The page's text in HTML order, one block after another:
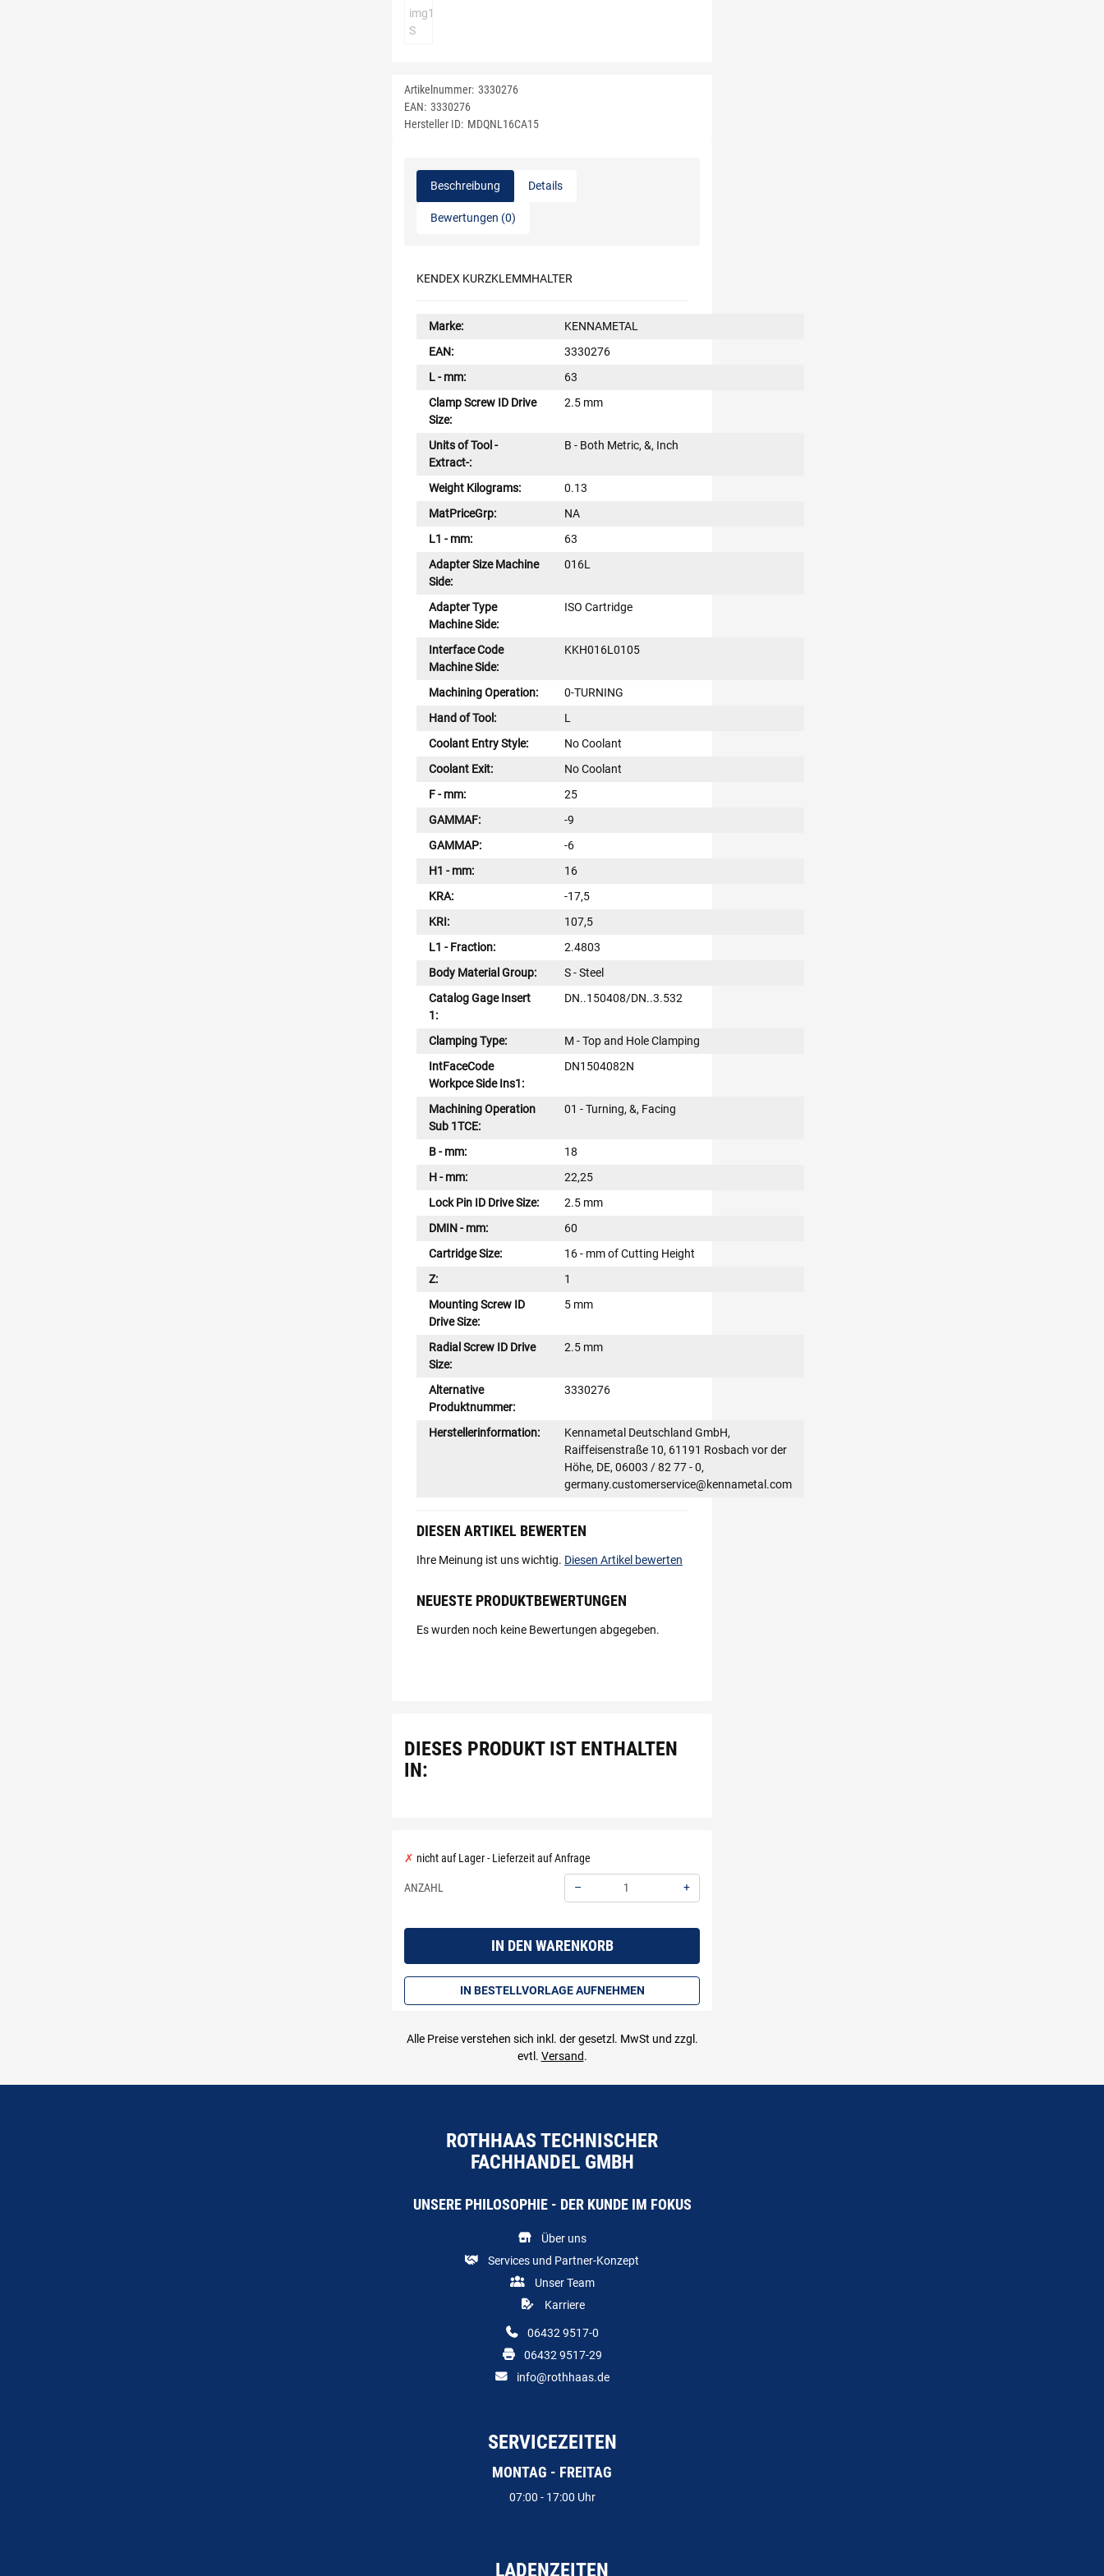
Artikelnummer: 3330276
EAN: 3330276
Hersteller ID: MDQNL16CA15
Beschreibung Details
Bewertungen (0)
KENDEX KURZKLEMMHALTER
Marke:
KENNAMETAL
EAN:
3330276
L - mm:
63
Clamp Screw ID Drive
Size:
2.5 mm
Units of Tool -
Extract-:
B - Both Metric, &, Inch
Weight Kilograms:
0.13
MatPriceGrp:
NA
L1 - mm:
63
Adapter Size Machine
Side:
016L
Adapter Type
Machine Side:
ISO Cartridge
Interface Code
Machine Side:
KKH016L0105
Machining Operation:
0-TURNING
Hand of Tool:
L
Coolant Entry Style:
No Coolant
Coolant Exit:
No Coolant
F - mm:
25
GAMMAF:
-9
GAMMAP:
-6
H1 - mm:
16
KRA:
-17,5
KRI:
107,5
L1 - Fraction:
2.4803
Body Material Group:
S - Steel
Catalog Gage Insert
1:
DN..150408/DN..3.532
Clamping Type:
M - Top and Hole Clamping
IntFaceCode
Workpce Side Ins1:
DN1504082N
Machining Operation
Sub 1TCE:
01 - Turning, &, Facing
B - mm:
18
H - mm:
22,25
Lock Pin ID Drive Size:
2.5 mm
DMIN - mm:
60
Cartridge Size:
16 - mm of Cutting Height
Z:
1
Mounting Screw ID
Drive Size:
5 mm
Radial Screw ID Drive
Size:
2.5 mm
Alternative
Produktnummer:
3330276
Herstellerinformation:
Kennametal Deutschland GmbH,
Raiffeisenstraße 10, 61191 Rosbach vor der
Höhe, DE, 06003 / 82 77 - 0,
germany.customerservice@kennametal.com
DIESEN ARTIKEL BEWERTEN
Ihre Meinung ist uns wichtig. Diesen Artikel bewerten
NEUESTE PRODUKTBEWERTUNGEN
Es wurden noch keine Bewertungen abgegeben.
DIESES PRODUKT IST ENTHALTEN
IN:
nicht auf Lager - Lieferzeit auf Anfrage
ANZAHL –
+
IN DEN WARENKORB
IN BESTELLVORLAGE AUFNEHMEN
Alle Preise verstehen sich inkl. der gesetzl. MwSt und zzgl.
evtl. Versand.
ROTHHAAS TECHNISCHER
FACHHANDEL GMBH
UNSERE PHILOSOPHIE - DER KUNDE IM FOKUS
Über uns
Services und Partner-Konzept
Unser Team
Karriere
06432 9517-0
06432 9517-29
info@rothhaas.de
SERVICEZEITEN
MONTAG - FREITAG
07:00 - 17:00 Uhr
LADENZEITEN